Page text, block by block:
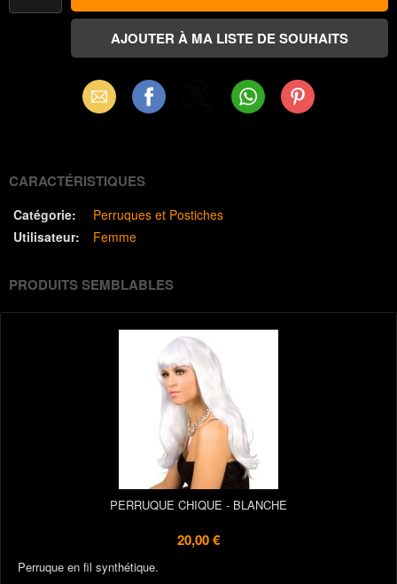
Email Facebook WhatsAppPinterest
CARACTÉRISTIQUES
Catégorie:
Perruques et Postiches
Utilisateur:
Femme
PRODUITS SEMBLABLES
PERRUQUE CHIQUE - BLANCHE
20,00 €
Perruque en fil synthétique.